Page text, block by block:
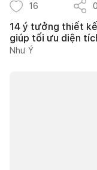
16 0
14 ý tưởng thiết
giúp tối ưu diện
Như Ý